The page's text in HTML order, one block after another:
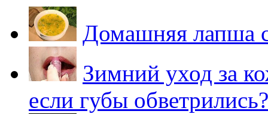
Домашняя лапша
Зимний уход за
если губы обветрились?